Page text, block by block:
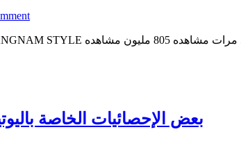
بعض الإحصائيات الخاصة